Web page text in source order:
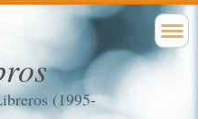
(1995-